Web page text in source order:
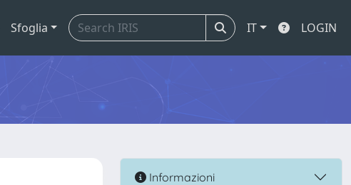
Sfoglia IT LOGIN
Informazioni